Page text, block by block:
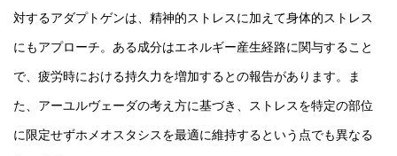
対するアダプトゲンは、精神的ストレスに加えて身体的ストレス
にもアプローチ。ある成分はエネルギー産生経路に関与すること
で、疲労時における持久力を増加するとの報告があります。ま
た、アーユルヴェーダの考え方に基づき、ストレスを特定の部位
に限定せずホメオスタシスを最適に維持するという点でも異なる